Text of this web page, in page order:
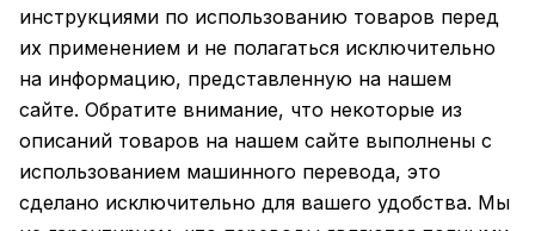
инструкциями по использованию товаров перед
их применением и не полагаться исключительно
на информацию, представленную на нашем
сайте. Обратите внимание, что некоторые из
описаний товаров на нашем сайте выполнены с
использованием машинного перевода, это
сделано исключительно для вашего удобства. Мы